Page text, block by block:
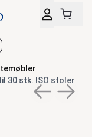
30 stk. ISO stoler
Previous
Next